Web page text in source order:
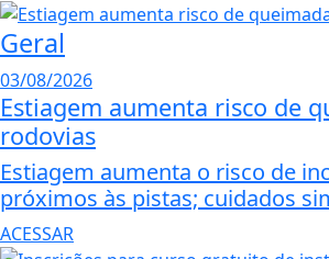
Geral
03/08/2026
Estiagem aumenta risco de
rodovias
Estiagem aumenta o risco de
próximos às pistas; cuidados
ACESSAR